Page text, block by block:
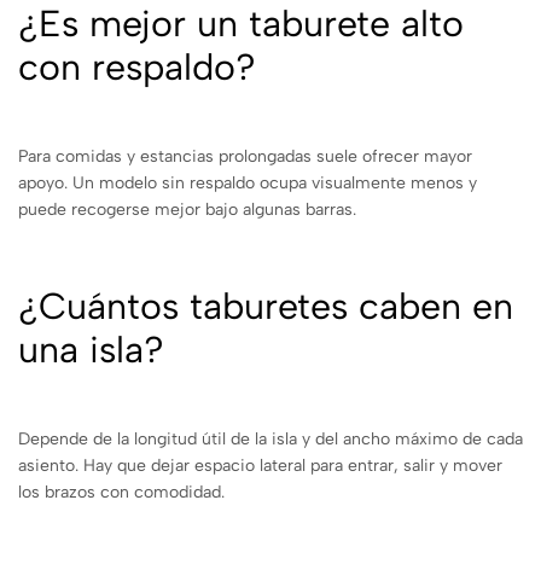
¿Es mejor un taburete alto
con respaldo?
Para comidas y estancias prolongadas suele ofrecer mayor
apoyo. Un modelo sin respaldo ocupa visualmente menos y
puede recogerse mejor bajo algunas barras.
¿Cuántos taburetes caben en
una isla?
Depende de la longitud útil de la isla y del ancho máximo de cada
asiento. Hay que dejar espacio lateral para entrar, salir y mover
los brazos con comodidad.